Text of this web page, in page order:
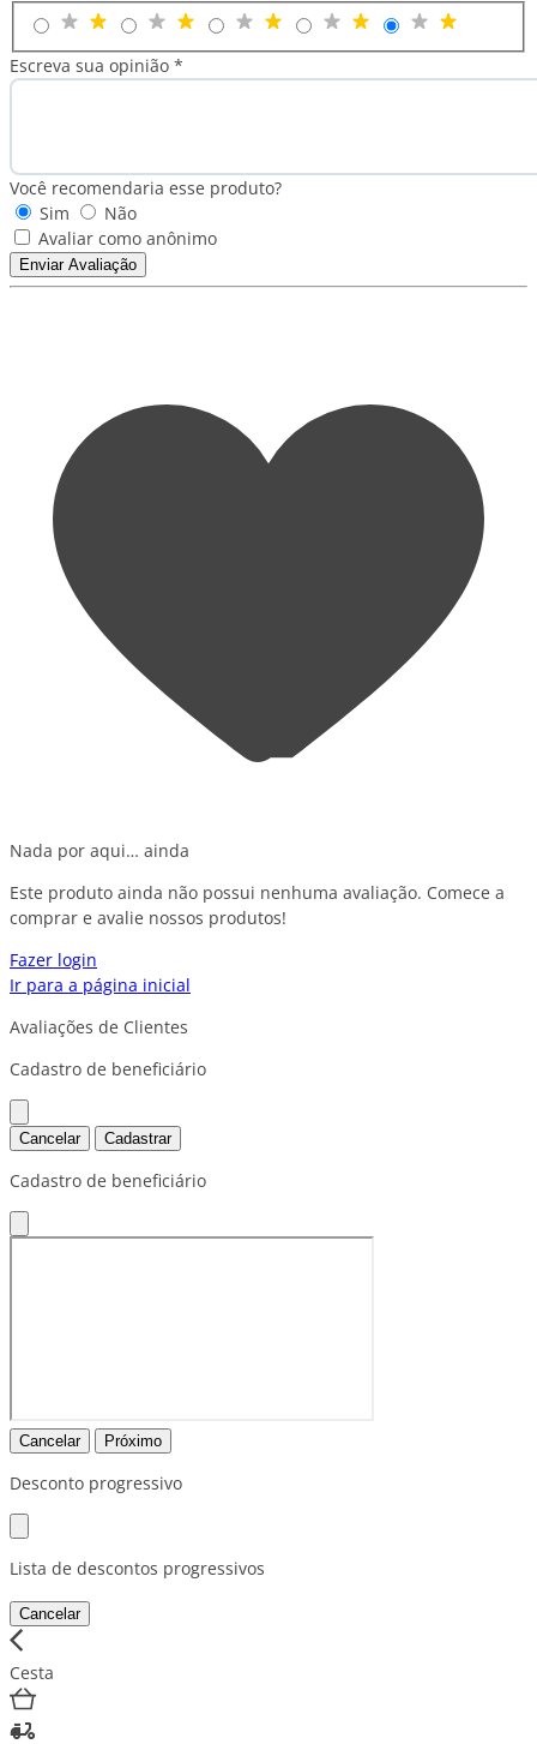
Escreva sua opinião *
Você recomendaria esse produto?
Sim
Não
Avaliar como anônimo
Enviar Avaliação
Nada por aqui… ainda
Este produto ainda não possui nenhuma avaliação. Comece a
comprar e avalie nossos produtos!
Fazer login
Ir para a página inicial
Avaliações de Clientes
Cadastro de beneficiário
Cancelar Cadastrar
Cadastro de beneficiário
Cancelar Próximo
Desconto progressivo
Lista de descontos progressivos
Cancelar
Cesta